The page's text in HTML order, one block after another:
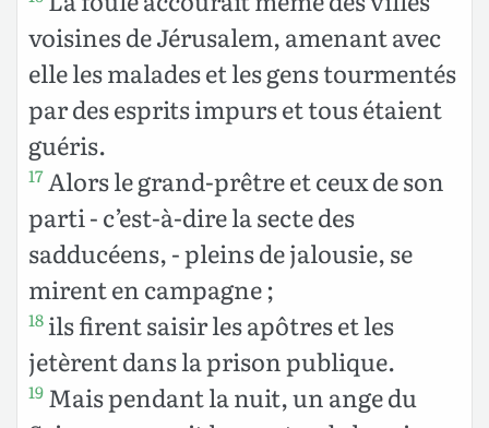
voisines de Jérusalem, amenant avec
elle les malades et les gens tourmentés
par des esprits impurs et tous étaient
guéris.
17Alors le grand-prêtre et ceux de son
parti - c’est-à-dire la secte des
sadducéens, - pleins de jalousie, se
mirent en campagne ;
18ils firent saisir les apôtres et les
jetèrent dans la prison publique.
19 Mais pendant la nuit, un ange du